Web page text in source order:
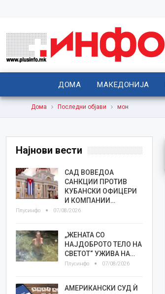
ДОМА МАКЕДОНИЈА
Дома Последни објави мон
Најнови вести
САД ВОВЕДОА
САНКЦИИ ПРОТИВ
КУБАНСКИ ОФИЦЕРИ
И КОМПАНИИ…
Плусинфо 07/08/2026
„ЖЕНАТА СО
НАЈДОБРОТО ТЕЛО НА
СВЕТОТ“ УЖИВА НА…
Плусинфо 07/08/2026
АМЕРИКАНСКИ СУД Ѝ